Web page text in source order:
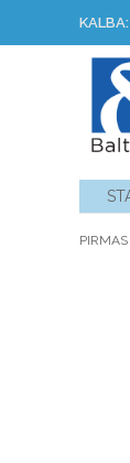
KALBA:
PIRMAS